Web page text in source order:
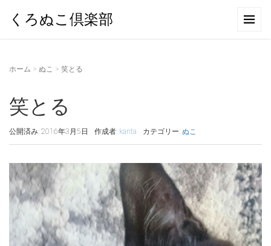
くろぬこ倶楽部
ホーム > ぬこ > 笑とる
笑とる
公開済み: 2016年3月5日 作成者: kanta カテゴリー: ぬこ